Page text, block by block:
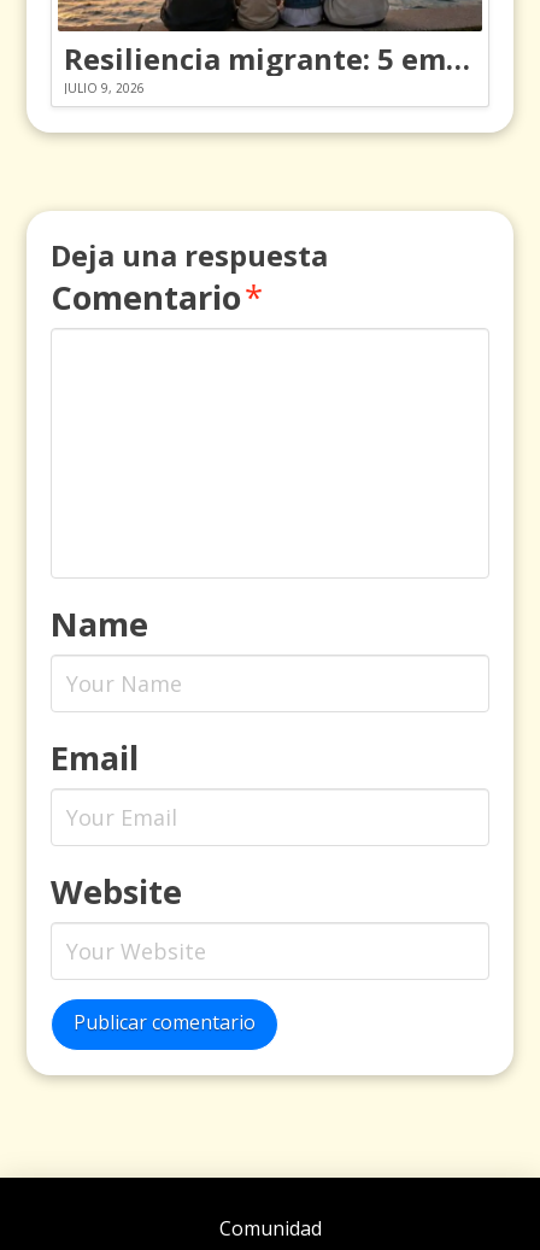
Resiliencia migrante: 5 emociones y cómo gestionarlas
JULIO 9, 2026
Deja una respuesta
Comentario*
Name
Email
Website
Publicar comentario
Comunidad